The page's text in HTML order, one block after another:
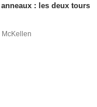
: les deux tours